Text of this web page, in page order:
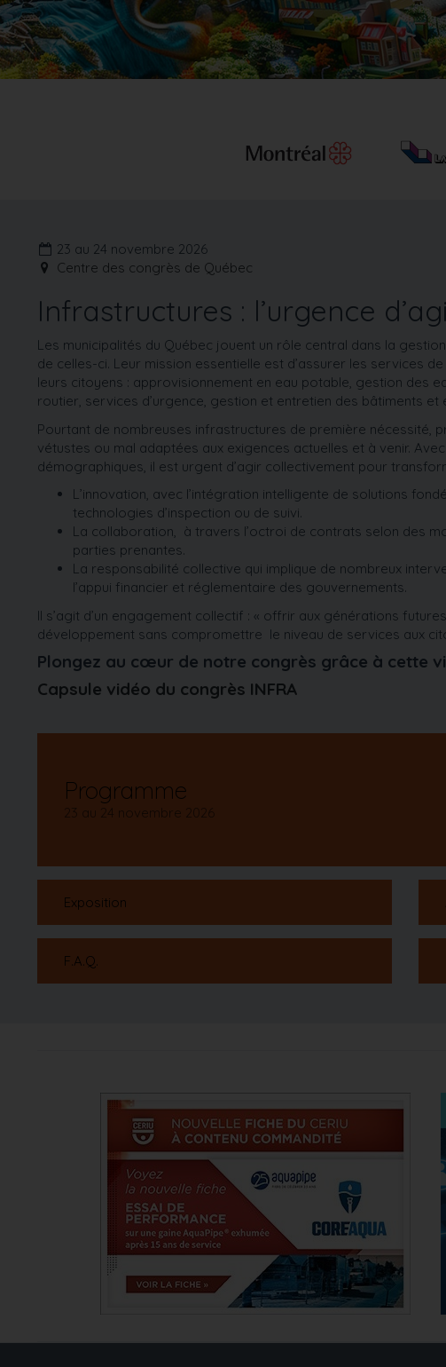
23 au 24 novembre 2026
Centre des congrès de Québec
Infrastructures : l’urgence
Les municipalités du Québec jouent un rôle central dans la
de celles-ci. Leur mission essentielle est d’assurer les services
leurs citoyens : approvisionnement en eau potable, gestion des
routier, services d’urgence, gestion et entretien des bâtiments et
Pourtant de nombreuses infrastructures de première nécessité
vétustes ou mal adaptées aux exigences actuelles et à venir.
démographiques, il est urgent d’agir collectivement pour
L’innovation, avec l’intégration intelligente de solutions
technologies d’inspection ou de suivi.
La collaboration, à travers l’octroi de contrats selon des
parties prenantes.
La responsabilité collective qui implique de nombreux
l’appui financier et réglementaire des gouvernements.
Il s’agit d’un engagement collectif : « offrir aux générations
développement sans compromettre le niveau de services aux
Plongez au cœur de notre congrès grâce à cette
Capsule vidéo du congrès INFRA
Programme
23 au 24 novembre 2026
Exposition
F.A.Q.